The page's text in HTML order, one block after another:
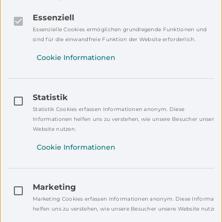
die Zukunft der Region gestaltet.
04.12.25
Internationaler Besuch in
Von spannenden Einblicken in die
Bildungslandschaft im Landkreis über
Gebäude, den Science Park und das
Technik trifft Kreativität: LEGO-
Essenziell
Essenzielle Cookies ermöglichen grundlegende Funktionen und
sind für die einwandfreie Funktion der Website erforderlich.
Cookie Informationen
Statistik
Statistik Cookies erfassen Informationen anonym. Diese
Informationen helfen uns zu verstehen, wie unsere Besucher unsere
Website nutzen.
Cookie Informationen
Marketing
Marketing Cookies erfassen Informationen anonym. Diese
helfen uns zu verstehen, wie unsere Besucher unsere Website nutzen.